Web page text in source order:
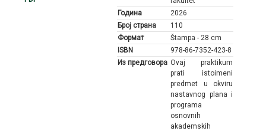
Година
2026
Број страна
110
Формат
Štampa - 28 cm
ISBN
978-86-7352-423-8
Из предговора Ovaj praktikum
prati istoimeni
predmet u okviru
nastavnog plana i
programa
osnovnih
akademskih